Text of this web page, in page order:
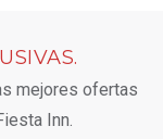
mejores ofertas
Inn.